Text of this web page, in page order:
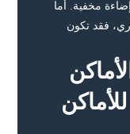
مخفية. أما
فقد تكون